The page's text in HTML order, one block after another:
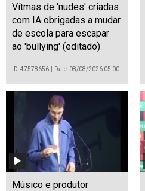
Vítmas de 'nudes' criadas
com IA obrigadas a mudar
de escola para escapar
ao 'bullying' (editado)
ID: 47578656 Date: 08/08/2026 05:00
Músico e produtor